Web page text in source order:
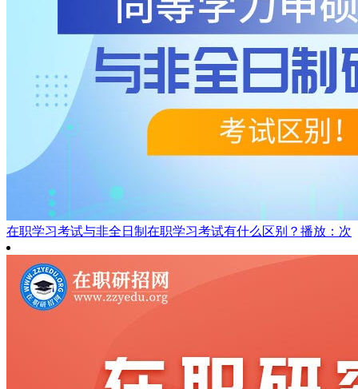
在职学习考试与非全日制在职学习考试有什么区别？ 播放：次